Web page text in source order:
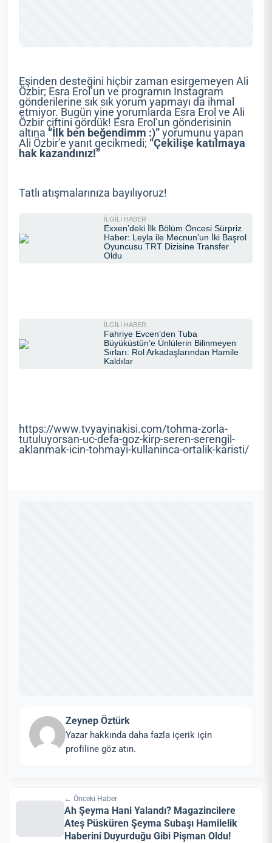
Eşinden desteğini hiçbir zaman esirgemeyen Ali
Özbir; Esra Erol’un ve programın Instagram
gönderilerine sık sık yorum yapmayı da ihmal
etmiyor. Bugün yine yorumlarda Esra Erol ve Ali
Özbir çiftini gördük! Esra Erol’un gönderisinin
altına “İlk ben beğendimm :)” yorumunu yapan
Ali Özbir’e yanıt gecikmedi; “Çekilişe katılmaya
hak kazandınız!”
Tatlı atışmalarınıza bayılıyoruz!
https://www.tvyayinakisi.com/tohma-zorla-
tutuluyorsan-uc-defa-goz-kirp-seren-serengil-
aklanmak-icin-tohmayi-kullaninca-ortalik-karisti/
Zeynep Öztürk
Yazar hakkında daha fazla içerik için
profiline göz atın.
← Önceki Haber
Ah Şeyma Hani Yalandı? Magazincilere
Ateş Püsküren Şeyma Subaşı Hamilelik
Haberini Duyurduğu Gibi Pişman Oldu!